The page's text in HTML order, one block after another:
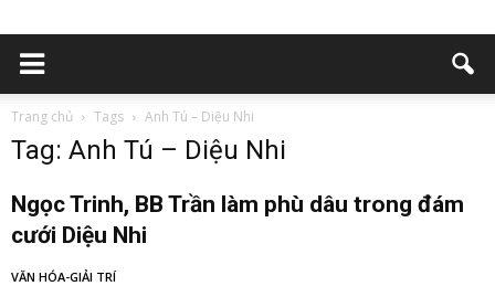
Trang chủ Tags Anh Tú – Diệu Nhi
Tag: Anh Tú – Diệu Nhi
Ngọc Trinh, BB Trần làm phù dâu trong đám
cưới Diệu Nhi
VĂN HÓA-GIẢI TRÍ